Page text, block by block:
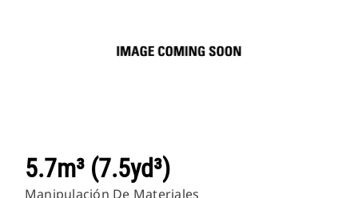
5.7m³ (7.5yd³)
Manipulación De Materiales